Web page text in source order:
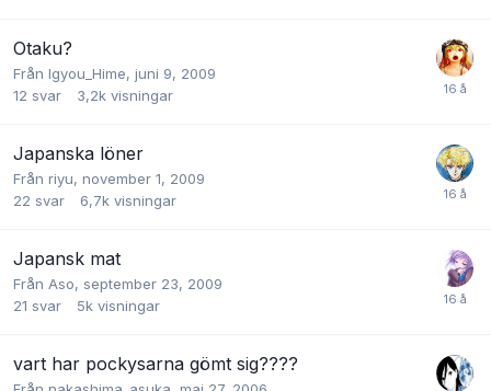
Otaku?
Från Igyou_Hime, juni 9, 2009
12 svar 3,2k visningar
Japanska löner
Från riyu, november 1, 2009
22 svar 6,7k visningar
Japansk mat
Från Aso, september 23, 2009
21 svar 5k visningar
vart har pockysarna gömt sig????